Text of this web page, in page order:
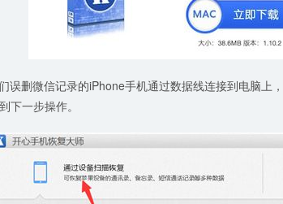
误删微信记录的iPhone手机通过数据线连接到电脑上
下一步操作。